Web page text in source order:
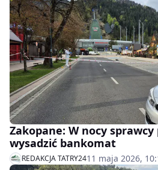
Zakopane: W nocy
wysadzić bankomat
REDAKCJA TATRY2411 maja 2026,